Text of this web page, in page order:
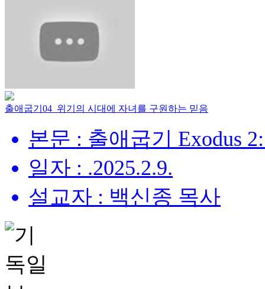
출애굽기04_위기의 시대에 자녀를 구원하는 믿음
본문 : 출애굽기 Exodus
일자 : .2025.2.9.
설교자 : 백신종 목사